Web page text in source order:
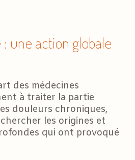
: une action globale
des médecines
à traiter la partie
douleurs chroniques,
les origines et
qui ont provoqué